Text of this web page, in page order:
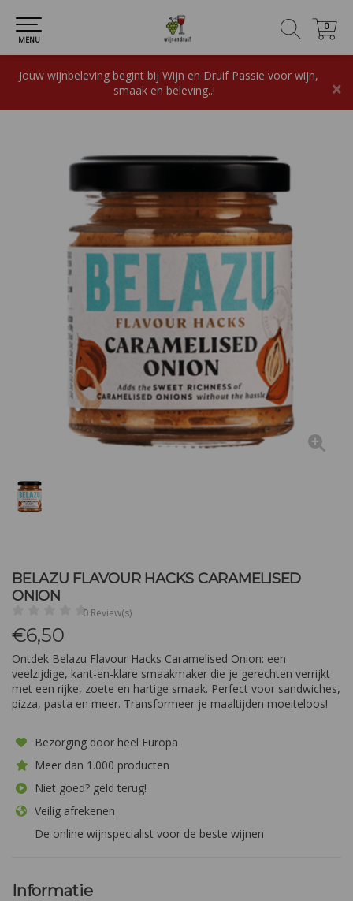
0
0
MENU
Jouw wijnbeleving begint bij Wijn en Druif Passie voor wijn,
smaak en beleving..!
×
BELAZU FLAVOUR HACKS CARAMELISED
ONION
0 Review(s)
€6,50
Ontdek Belazu Flavour Hacks Caramelised Onion: een
veelzijdige, kant-en-klare smaakmaker die je gerechten verrijkt
met een rijke, zoete en hartige smaak. Perfect voor sandwiches,
pizza, pasta en meer. Transformeer je maaltijden moeiteloos!
Bezorging door heel Europa
Meer dan 1.000 producten
Niet goed? geld terug!
Veilig afrekenen
De online wijnspecialist voor de beste wijnen
Informatie